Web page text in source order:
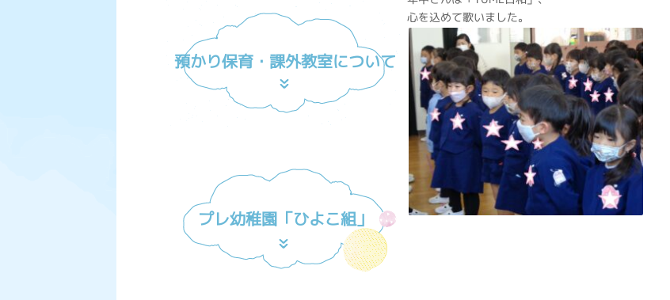
預かり保育・課外教室について
プレ幼稚園「ひよこ組」
心を込めて歌いました。